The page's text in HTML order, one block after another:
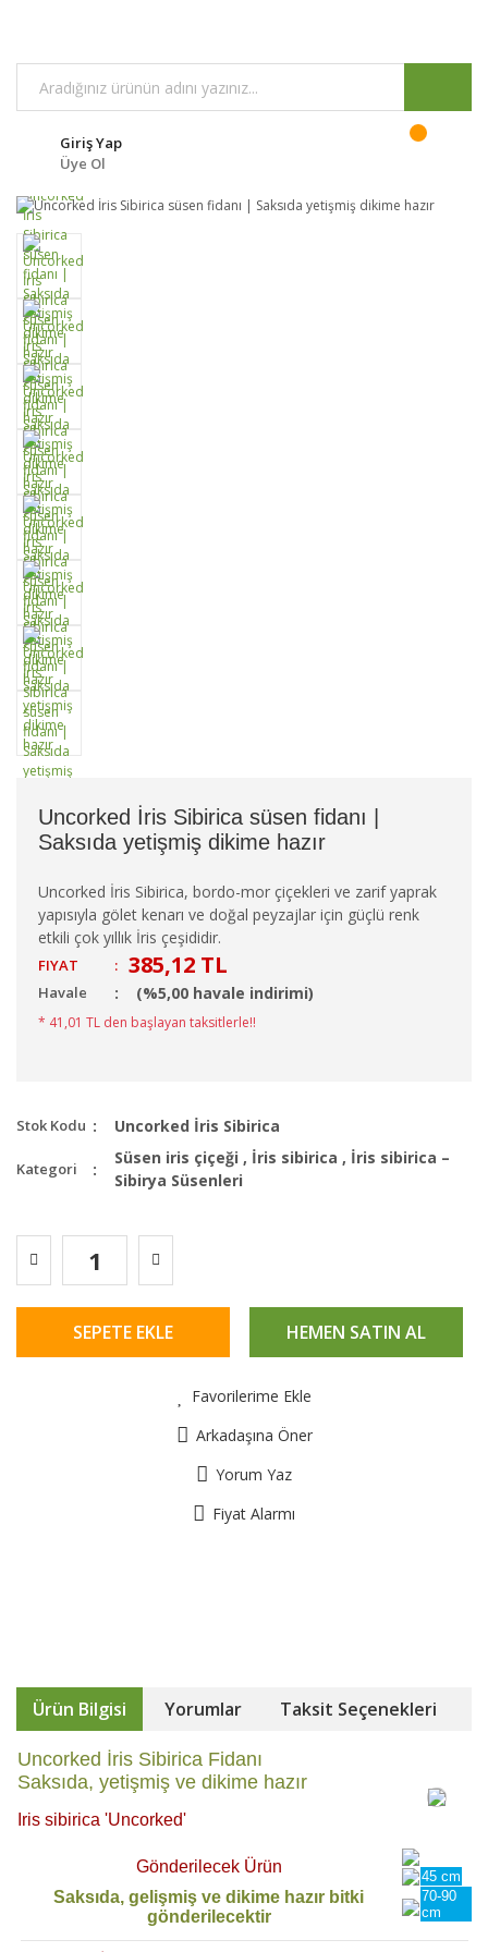
Giriş Yap
Üye Ol
Uncorked İris Sibirica süsen fidanı |
Saksıda yetişmiş dikime hazır
Uncorked İris Sibirica, bordo-mor çiçekleri ve zarif yaprak
yapısıyla gölet kenarı ve doğal peyzajlar için güçlü renk
etkili çok yıllık İris çeşididir.
FIYAT : 385,12 TL
Havale (%5,00 havale indirimi)
* 41,01 TL den başlayan taksitlerle!!
Stok Kodu Uncorked İris Sibirica
Kategori
Süsen iris çiçeği , İris sibirica , İris sibirica –
Sibirya Süsenleri
SEPETE EKLE HEMEN SATIN AL
Favorilerime Ekle
Arkadaşına Öner
Yorum Yaz
Fiyat Alarmı
Ürün Bilgisi Yorumlar Taksit Seçenekleri
Uncorked İris Sibirica Fidanı
Saksıda, yetişmiş ve dikime hazır
Iris sibirica 'Uncorked'
Gönderilecek Ürün
45 cm
Saksıda, gelişmiş ve dikime hazır bitki
gönderilecektir
70-90
cm